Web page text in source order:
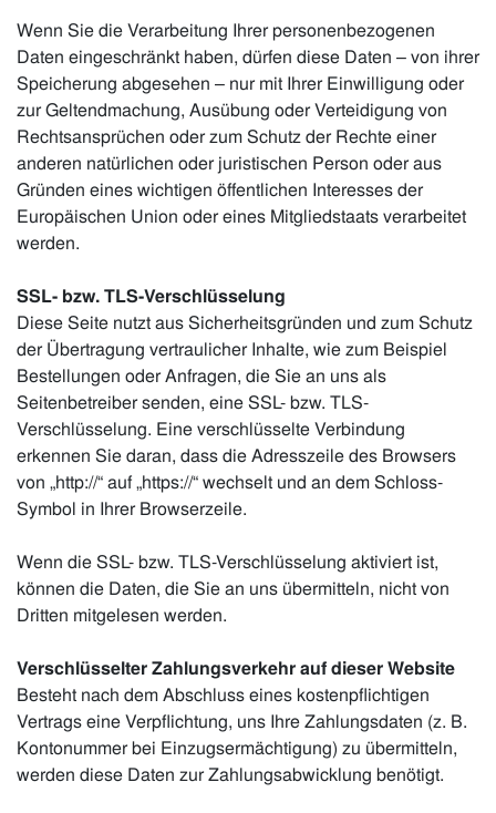
Wenn Sie die Verarbeitung Ihrer personenbezogenen
Daten eingeschränkt haben, dürfen diese Daten – von ihrer
Speicherung abgesehen – nur mit Ihrer Einwilligung oder
zur Geltendmachung, Ausübung oder Verteidigung von
Rechtsansprüchen oder zum Schutz der Rechte einer
anderen natürlichen oder juristischen Person oder aus
Gründen eines wichtigen öffentlichen Interesses der
Europäischen Union oder eines Mitgliedstaats verarbeitet
werden.
SSL- bzw. TLS-Verschlüsselung
Diese Seite nutzt aus Sicherheitsgründen und zum Schutz
der Übertragung vertraulicher Inhalte, wie zum Beispiel
Bestellungen oder Anfragen, die Sie an uns als
Seitenbetreiber senden, eine SSL- bzw. TLS-
Verschlüsselung. Eine verschlüsselte Verbindung
erkennen Sie daran, dass die Adresszeile des Browsers
von „http://“ auf „https://“ wechselt und an dem Schloss-
Symbol in Ihrer Browserzeile.
Wenn die SSL- bzw. TLS-Verschlüsselung aktiviert ist,
können die Daten, die Sie an uns übermitteln, nicht von
Dritten mitgelesen werden.
Verschlüsselter Zahlungsverkehr auf dieser Website
Besteht nach dem Abschluss eines kostenpflichtigen
Vertrags eine Verpflichtung, uns Ihre Zahlungsdaten (z. B.
Kontonummer bei Einzugsermächtigung) zu übermitteln,
werden diese Daten zur Zahlungsabwicklung benötigt.